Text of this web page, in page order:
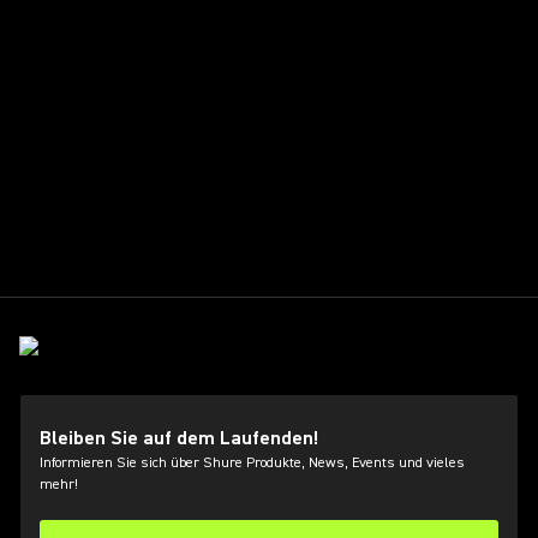
Bleiben Sie auf dem Laufenden!
Informieren Sie sich über Shure Produkte, News, Events und vieles
mehr!